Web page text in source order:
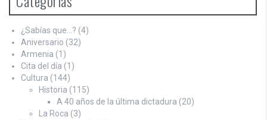
¿Sabías que…? (4)
Aniversario (32)
Armenia (1)
Cita del día (1)
Cultura (144)
Historia (115)
A 40 años de la última dictadura (20)
La Roca (3)